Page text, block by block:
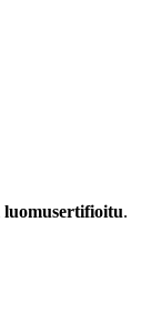
luomusertifioitu.